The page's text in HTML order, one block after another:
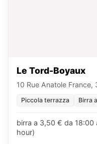
Le Tord-Boyaux
10 Rue Anatole
Piccola terrazza Birra
birra a 3,50 € da
hour)